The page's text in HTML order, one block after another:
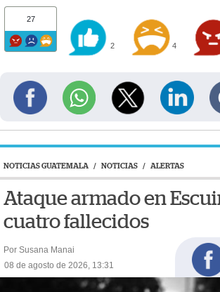
27
2 4
NOTICIAS GUATEMALA / NOTICIAS / ALERTAS
Ataque armado en
cuatro fallecidos
Por Susana Manai
08 de agosto de 2026, 13:31